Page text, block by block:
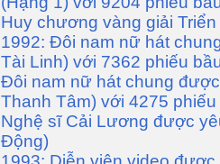
Huy chương vàng giải Triển
1992: Ðôi nam nữ hát
Tài Linh) với 7362 phiếu
Ðôi nam nữ hát chung
Thanh Tâm) với 4275 phiếu
Nghệ sĩ Cải Lương được
Động)